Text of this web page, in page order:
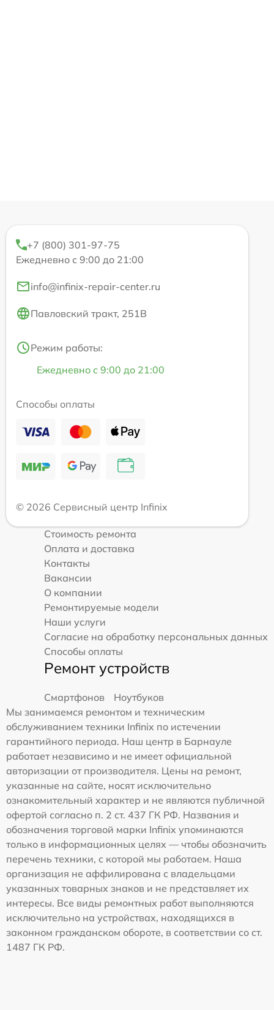
+7 (800) 301-97-75
Ежедневно с 9:00 до 21:00
info@infinix-repair-center.ru
Павловский тракт, 251В
Режим работы:
Ежедневно с 9:00 до 21:00
Способы оплаты
© 2026 Сервисный центр Infinix
Стоимость ремонта
Оплата и доставка
Контакты
Вакансии
О компании
Ремонтируемые модели
Наши услуги
Согласие на обработку персональных данных
Способы оплаты
Ремонт устройств
Смартфонов
Ноутбуков
Мы занимаемся ремонтом и техническим
обслуживанием техники Infinix по истечении
гарантийного периода. Наш центр в Барнауле
работает независимо и не имеет официальной
авторизации от производителя. Цены на ремонт,
указанные на сайте, носят исключительно
ознакомительный характер и не являются публичной
офертой согласно п. 2 ст. 437 ГК РФ. Названия и
обозначения торговой марки Infinix упоминаются
только в информационных целях — чтобы обозначить
перечень техники, с которой мы работаем. Наша
организация не аффилирована с владельцами
указанных товарных знаков и не представляет их
интересы. Все виды ремонтных работ выполняются
исключительно на устройствах, находящихся в
законном гражданском обороте, в соответствии со ст.
1487 ГК РФ.